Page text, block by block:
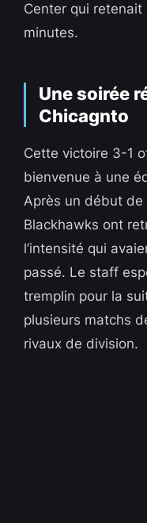
Center qui
minutes.
Une soirée
Chicagnto
Cette victoire 3-1
bienvenue à une
Après un début de
Blackhawks ont
l’intensité qui
passé. Le staff
tremplin pour la
plusieurs matchs
rivaux de division.